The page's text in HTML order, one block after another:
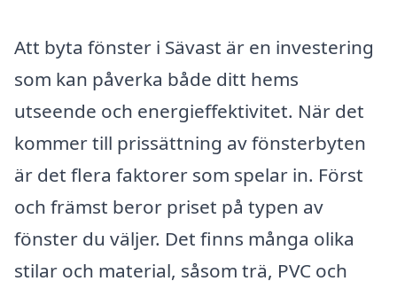
Att byta fönster i Sävast är en investering
som kan påverka både ditt hems
utseende och energieffektivitet. När det
kommer till prissättning av fönsterbyten
är det flera faktorer som spelar in. Först
och främst beror priset på typen av
fönster du väljer. Det finns många olika
stilar och material, såsom trä, PVC och